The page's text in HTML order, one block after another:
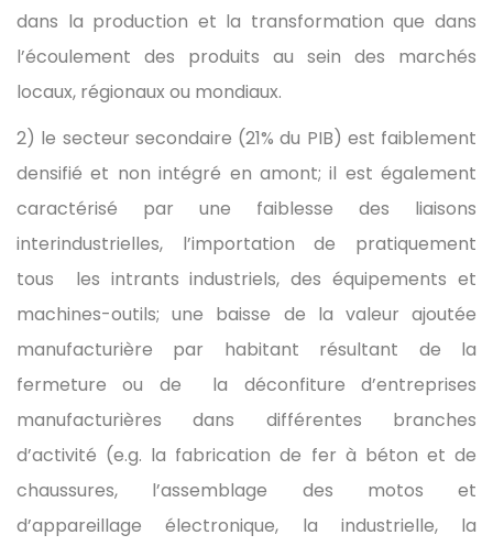
dans la production et la transformation que dans
l’écoulement des produits au sein des marchés
locaux, régionaux ou mondiaux.
2) le secteur secondaire (21% du PIB) est faiblement
densifié et non intégré en amont; il est également
caractérisé par une faiblesse des liaisons
interindustrielles, l’importation de pratiquement
tous les intrants industriels, des équipements et
machines-outils; une baisse de la valeur ajoutée
manufacturière par habitant résultant de la
fermeture ou de la déconfiture d’entreprises
manufacturières dans différentes branches
d’activité (e.g. la fabrication de fer à béton et de
chaussures, l’assemblage des motos et
d’appareillage électronique, la industrielle, la